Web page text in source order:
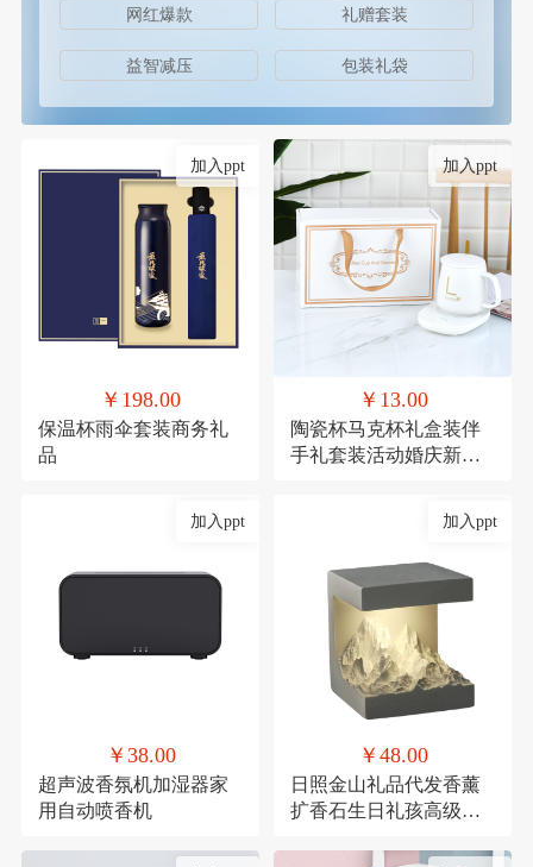
网红爆款 礼赠套装
益智减压 包装礼袋
加入ppt
￥198.00
保温杯雨伞套装商务礼
品
加入ppt
￥13.00
陶瓷杯马克杯礼盒装伴
手礼套装活动婚庆新年
加入ppt
￥38.00
超声波香氛机加湿器家
用自动喷香机
加入ppt
￥48.00
日照金山礼品代发香薰
扩香石生日礼孩高级感